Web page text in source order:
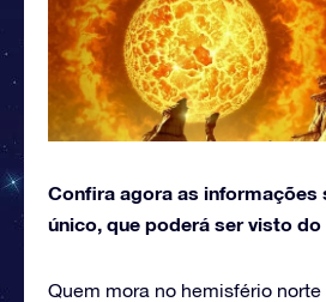
Confira agora as informações
único, que poderá ser visto
Quem mora no hemisfério norte